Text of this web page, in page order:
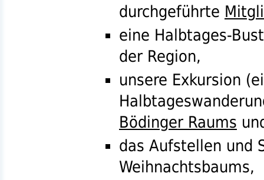
durchgeführte
eine Halbtages-
der Region,
unsere Exkursion
Bödinger Raums
das Aufstellen und
Weihnachtsbaums,